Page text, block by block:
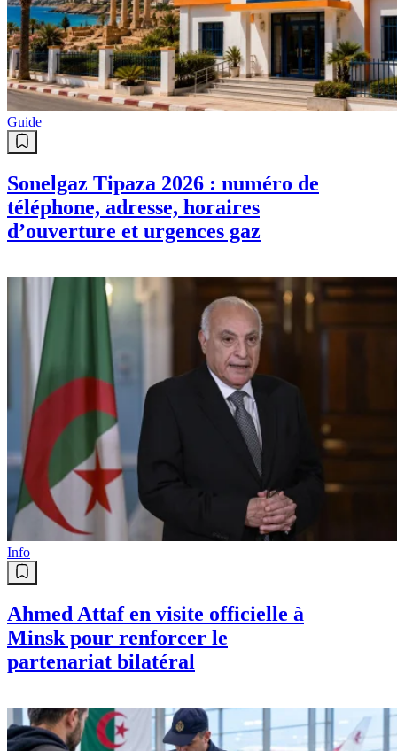
Guide
Sonelgaz Tipaza 2026 : numéro de
téléphone, adresse, horaires
d’ouverture et urgences gaz
Info
Ahmed Attaf en visite officielle à
Minsk pour renforcer le
partenariat bilatéral